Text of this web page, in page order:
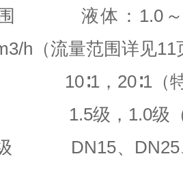
液体：1.0～
h（流量范围详见
，20∶1（
级，1.0级（
DN15、DN25、